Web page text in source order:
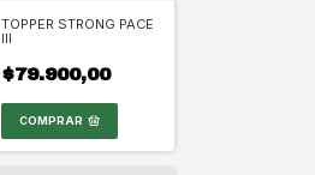
TOPPER STRONG PACE
III
$79.900,00
COMPRAR